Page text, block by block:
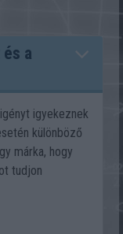
a
igyekeznek
különböző
márka, hogy
tudjon